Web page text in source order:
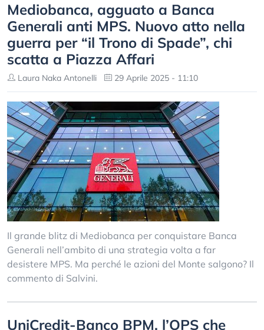
Mediobanca, agguato a Banca
Generali anti MPS. Nuovo atto nella
guerra per “il Trono di Spade”, chi
scatta a Piazza Affari
Laura Naka Antonelli 29 Aprile 2025 - 11:10
Il grande blitz di Mediobanca per conquistare Banca
Generali nell’ambito di una strategia volta a far
desistere MPS. Ma perché le azioni del Monte salgono? Il
commento di Salvini.
UniCredit-Banco BPM, l’OPS che